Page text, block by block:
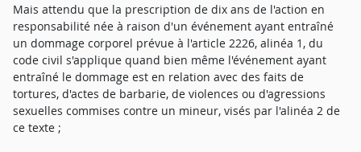
Mais attendu que la prescription de dix ans de l'action en
responsabilité née à raison d'un événement ayant entraîné
un dommage corporel prévue à l'article 2226, alinéa 1, du
code civil s'applique quand bien même l'événement ayant
entraîné le dommage est en relation avec des faits de
tortures, d'actes de barbarie, de violences ou d'agressions
sexuelles commises contre un mineur, visés par l'alinéa 2 de
ce texte ;